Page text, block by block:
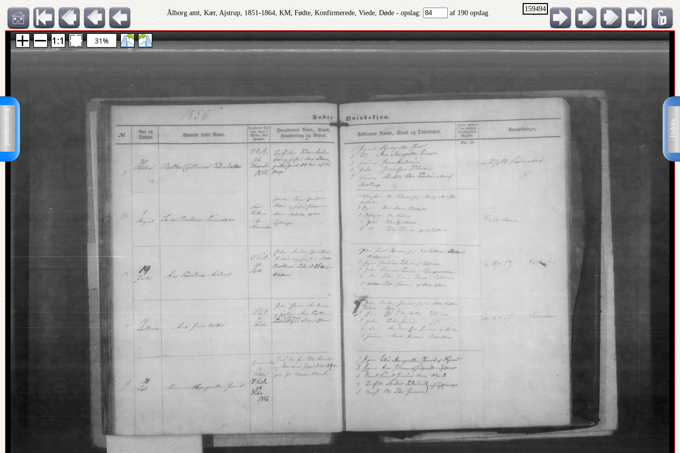
Indeks
Kontrolpanel
159494
Ålborg amt, Kær, Ajstrup, 1851-1864, KM, Fødte, Konfirmerede, Viede, Døde - opslag: af 190 opslag
31%